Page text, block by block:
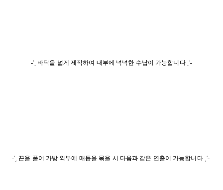
˗ˋˏ 바닥을 넓게 제작하여 내부에 넉넉한 수납이 가능합니다 ˎˊ˗
˗ˋˏ 끈을 풀어 가방 외부에 매듭을 묶을 시 다음과 같은 연출이 가능합니다 ˎˊ˗